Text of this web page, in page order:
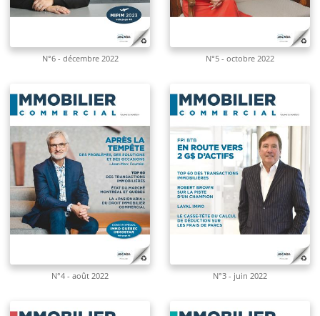
N°6 - décembre 2022 N°5 - octobre 2022
N°4 - août 2022 N°3 - juin 2022